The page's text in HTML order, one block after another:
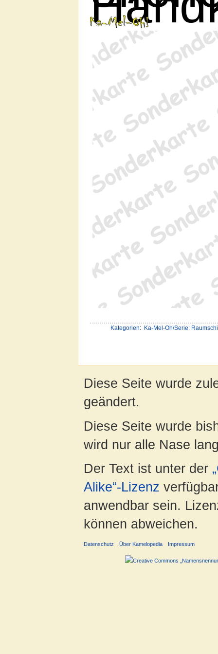
Kategorien: Ka-Mel-Oh/Serie:
Diese Seite wurde
geändert.
Diese Seite wurde
wird nur alle Nase
Der Text ist unter der
Alike“-Lizenz
anwendbar sein.
können abweichen.
Datenschutz Über Kamelopedia Impressum